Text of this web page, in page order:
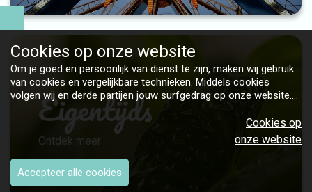
Eigentijds
Ontdek meer
Cookies op onze website
Om je goed en persoonlijk van dienst te zijn, maken wij gebruik
van cookies en vergelijkbare technieken. Middels cookies
volgen wij en derde partijen jouw surfgedrag op onze website.
Hiermee tonen wij gepersonaliseerde advertenties en dit maakt
het voor jou mogelijk om informatie te delen via social media.
Bekijk ons cookiebeleid
Cookies op
onze website
Accepteer alle cookies